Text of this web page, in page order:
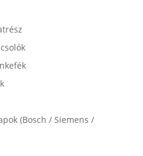
(Bosch / Siemens /